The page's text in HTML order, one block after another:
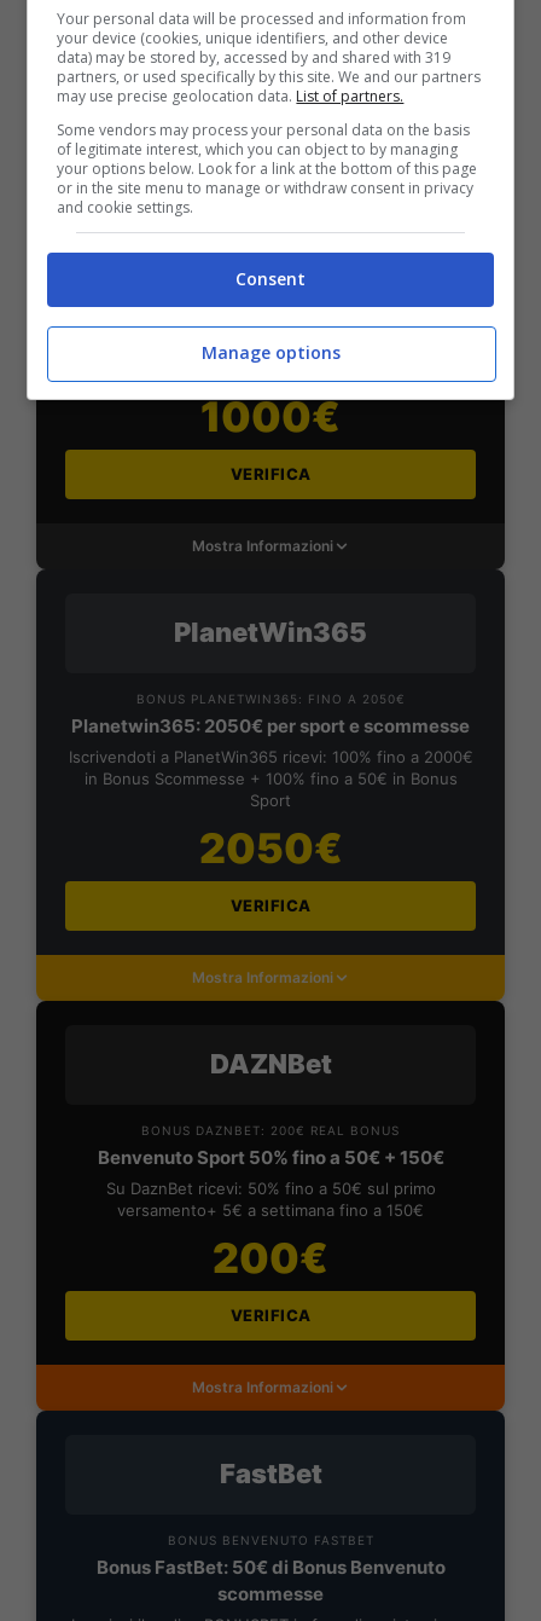
2050€
VERIFICA
Mostra Informazioni
SNAI
50% sul deposito fino a 50€
1000€
VERIFICA
Mostra Informazioni
PlanetWin365
BONUS PLANETWIN365: FINO A 2050€
Planetwin365: 2050€ per sport e scommesse
Iscrivendoti a PlanetWin365 ricevi: 100% fino a 2000€
in Bonus Scommesse + 100% fino a 50€ in Bonus
Sport
2050€
VERIFICA
Mostra Informazioni
DAZNBet
BONUS DAZNBET: 200€ REAL BONUS
Benvenuto Sport 50% fino a 50€ + 150€
Su DaznBet ricevi: 50% fino a 50€ sul primo
versamento+ 5€ a settimana fino a 150€
200€
VERIFICA
Mostra Informazioni
FastBet
BONUS BENVENUTO FASTBET
Bonus FastBet: 50€ di Bonus Benvenuto
scommesse
Your personal data will be processed and information from
your device (cookies, unique identifiers, and other device
data) may be stored by, accessed by and shared with 319
partners, or used specifically by this site. We and our partners
may use precise geolocation data. List of partners.
Some vendors may process your personal data on the basis
of legitimate interest, which you can object to by managing
your options below. Look for a link at the bottom of this page
or in the site menu to manage or withdraw consent in privacy
and cookie settings.
Consent
Manage options